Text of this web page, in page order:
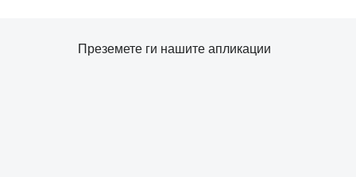
Преземете ги нашите апликации